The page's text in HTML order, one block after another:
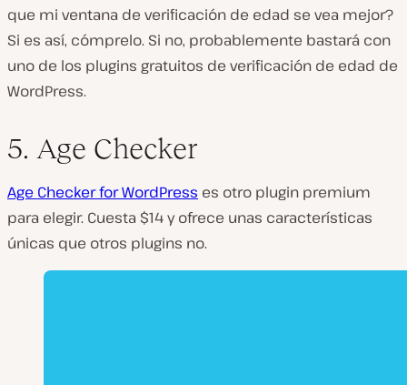
que mi ventana de verificación de edad se vea mejor?
Si es así, cómprelo. Si no, probablemente bastará con
uno de los plugins gratuitos de verificación de edad de
WordPress.
5. Age Checker
Age Checker for WordPress es otro plugin premium
para elegir. Cuesta $14 y ofrece unas características
únicas que otros plugins no.